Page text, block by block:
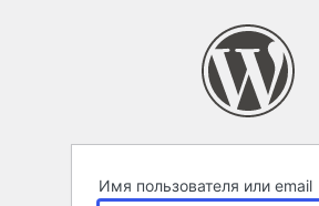
Имя пользователя или email